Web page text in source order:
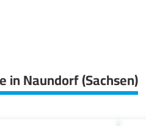
in Naundorf (Sachsen)